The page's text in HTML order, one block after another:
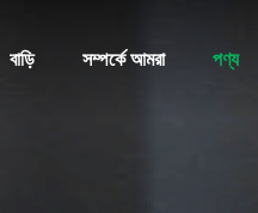
বাড়ি সম্পর্কে আমরা পণ্য